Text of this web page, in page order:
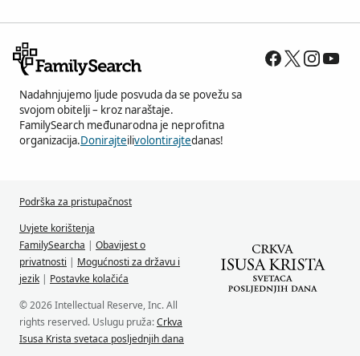
Nadahnjujemo ljude posvuda da se povežu sa
svojom obitelji – kroz naraštaje.
FamilySearch međunarodna je neprofitna
organizacija.Donirajteilivolontirajtedanas!
Podrška za pristupačnost
Uvjete korištenja
FamilySearcha | Obavijest o
privatnosti | Mogućnosti za državu i
jezik | Postavke kolačića
© 2026 Intellectual Reserve, Inc. All
rights reserved. Uslugu pruža:Crkva
Isusa Krista svetaca posljednjih dana